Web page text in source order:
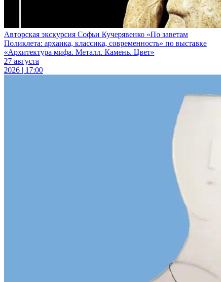
Авторская экскурсия Софьи Кучерявенко «По заветам
Поликлета: архаика, классика, современность» по выставке
«Архитектура мифа. Металл. Камень. Цвет»
27 августа
2026 | 17:00